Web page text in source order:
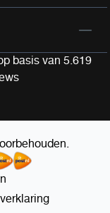
basis van 5.619